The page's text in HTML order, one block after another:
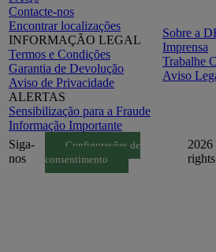
Contacte-nos
Encontrar localizações
INFORMAÇÃO LEGAL
Termos e Condições
Garantia de Devolução
Aviso de Privacidade
ALERTAS
Sensibilização para a Fraude
Informação Importante
Sobre a
Imprensa
Trabalhe
Aviso
Siga-
nos
Configurações de
consentimento